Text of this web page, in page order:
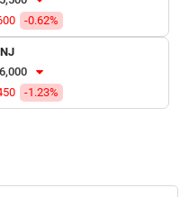
-0.62%
-1.23%